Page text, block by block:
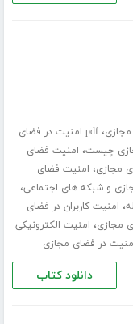
،
pdf امنیت در فضای
چیست، امنیت فضای
مجازی، امنیت فضای
و شبکه های اجتماعی،
، امنیت کاربران در فضای
مجازی، امنیت الکترونیکی
در فضای مجازی
دانلود کتاب